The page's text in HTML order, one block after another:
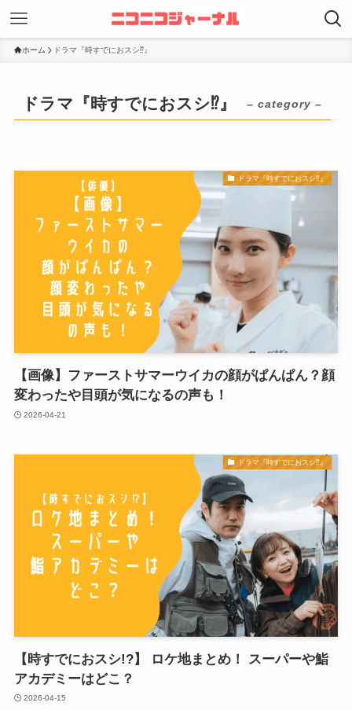
ホーム ドラマ『時すでにおスシ⁉︎』
ドラマ『時すでにおスシ⁉︎』 – category –
ドラマ『時すでにおスシ⁉︎』
【画像】ファーストサマーウイカの顔がぱんぱん？顔
変わったや目頭が気になるの声も！
2026-04-21
ドラマ『時すでにおスシ⁉︎』
【時すでにおスシ!?】 ロケ地まとめ！ スーパーや鮨
アカデミーはどこ？
2026-04-15